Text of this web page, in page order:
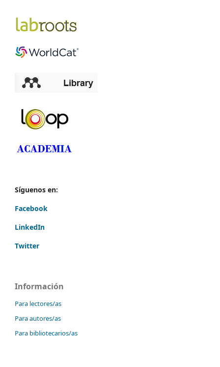
Síguenos en:
Facebook
LinkedIn
Twitter
Información
Para lectores/as
Para autores/as
Para bibliotecarios/as